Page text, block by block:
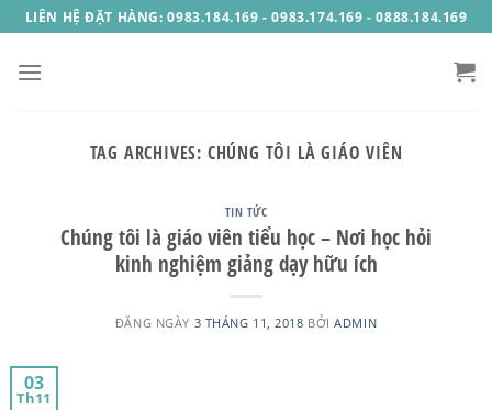
Skip
to
content
LIÊN HỆ ĐẶT HÀNG: 0983.184.169 - 0983.174.169 - 0888.184.169
TAG ARCHIVES: CHÚNG TÔI LÀ GIÁO VIÊN
TIN TỨC
Chúng tôi là giáo viên tiểu học – Nơi học hỏi
kinh nghiệm giảng dạy hữu ích
ĐĂNG NGÀY 3 THÁNG 11, 2018 BỞIADMIN
03
Th11